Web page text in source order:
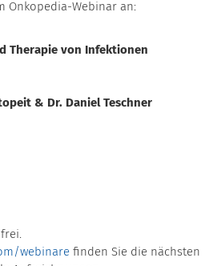
Onkopedia-Webinar an:
Therapie von Infektionen
& Dr. Daniel Teschner
webinare finden Sie die nächsten